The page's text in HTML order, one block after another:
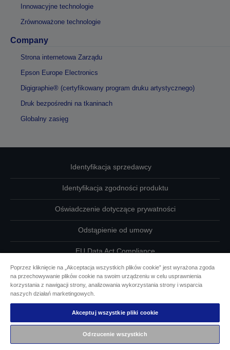
Innowacyjne technologie
Zrównoważone technologie
Company
Strona internetowa Zarządu
Epson Europe Electronics
Digigraphie® (certyfikowany program druku artystycznego)
Druk bezpośredni na tkaninach
Globalny zasięg
Identyfikacja sprzedawcy
Identyfikacja zgodności produktu
Oświadczenie dotyczące prywatności
Odstąpienie od umowy
EU Data Act Compliance
Skontaktuj się z nami w sprawie swoich danych
Informacje o plikach cookie
Działania firmy Epson na rzecz dostępności
Copyright © 2026 Seiko Epson
Poprzez kliknięcie na „Akceptacja wszystkich plików cookie” jest wyrażona zgoda
na przechowywanie plików cookie na swoim urządzeniu w celu usprawnienia
korzystania z nawigacji strony, analizowania wykorzystania strony i wsparcia
naszych działań marketingowych.
Akceptuj wszystkie pliki cookie
Odrzucenie wszystkich